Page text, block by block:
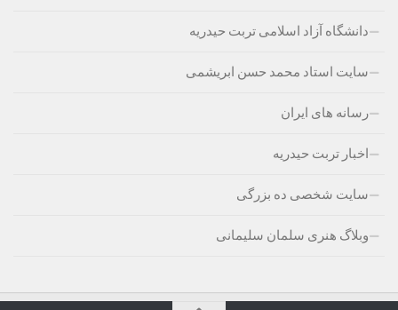
دانشگاه آزاد اسلامی تربت حیدریه
سایت استاد محمد حسن ابریشمی
رسانه های ایران
اخبار تربت حیدریه
سایت شخصی ده بزرگی
وبلاگ هنری سلمان سلیمانی